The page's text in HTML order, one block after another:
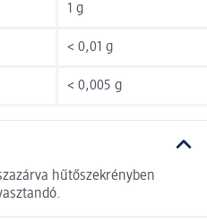
1 g
< 0,01 g
< 0,005 g
hűtőszekrényben